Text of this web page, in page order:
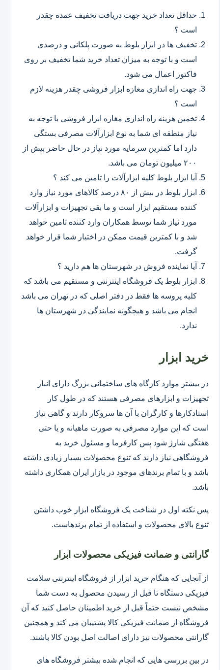
حداقل تعداد خرید جهت دریافت تخفیف عمده چقدر
است ؟
تخفیف ها در ابزار بلوط به صورت پلکانی و درصدی
است و با توجه به میزان تعداد خرید شما تخفیف بر روی
فاکتور اعمال می شود.
جهت راه اندازی مغازه ابزار فروشی چقدر هزینه لازم
است ؟
تخمین هزینه راه اندازی مغازه ابزار فروشی با توجه به
نیاز منطقه ای شما به نوع ابزارآلات مصرفی بستگی
دارد اما کمترین سرمایه مورد نیاز در حال حاضر بیش از
۲۰۰ میلیون تومان می باشد.
آیا ابزار بلوط کلیه ابزارآلات را تامین می کند ؟
ابزار بلوط در بیش از ۸۰ درصد کالاهای مورد نیاز وارد
کننده مستقیم ابزار است و ما بقی تجهیزات و ابزارآلات
مورد نیاز شما توسط همکاران وارد کننده تامین خواهد
شد و با کمترین قیمت ممکن در اختیار شما قرار خواهد
گرفت.
آیا نماینده فروش در شهرستان ها هم دارید ؟
ابزار بلوط یک فروشگاه اینترنتی و مستقیم می باشد که
کلیه پروسه ها فقط در دفتر اصلی که در تهران می باشد
انجام می باشد و هیچگونه نمایندگی در شهرستان ها
ندارد.
خرید ابزار
در بیشتر موارد کارگاه های ساختمانی بزرگ دارای انبار
تجهیزات و ابزارهای مصرفی هستند که در طول کار
استادکارها و کارگران با آن ها سروکار دارند و گاهی نیاز
است که این موارد مصرفی به صورت ماهیانه و یا حتی
هفتگی شارژ شود پس کارفرما و مسئول خرید به
فروشگاهی نیاز دارند که تنوع محصولات بسیار زیادی داشته
باشد و با تمام برندهای موجود در بازار ایران همکاری داشته
باشد.
پس نکته اول در شناخت یک فروشگاه ابزار خوب داشتن
تنوع بالای محصولات و استفاده از تمام برندهاست.
گارانتی و ضمانت فیزیکی محصولات ابزار
از آنجایی که هنگام خرید ابزار از فروشگاه اینترنتی سلامت
فیزیکی دستگاه تا قبل از رسیدن محصول به دست شما
مشخص نیست حتماً قبل از خرید اطمینان حاصل کنید که آن
فروشگاه از ضمانت فیزیکی کالا پشتیبان می کند و همچنین
گارانتی محصولات نیز دارای اصالت اصل بودن کالا باشند.
در بین بررسی هایی که انجام شده بیشتر فروشگاه های